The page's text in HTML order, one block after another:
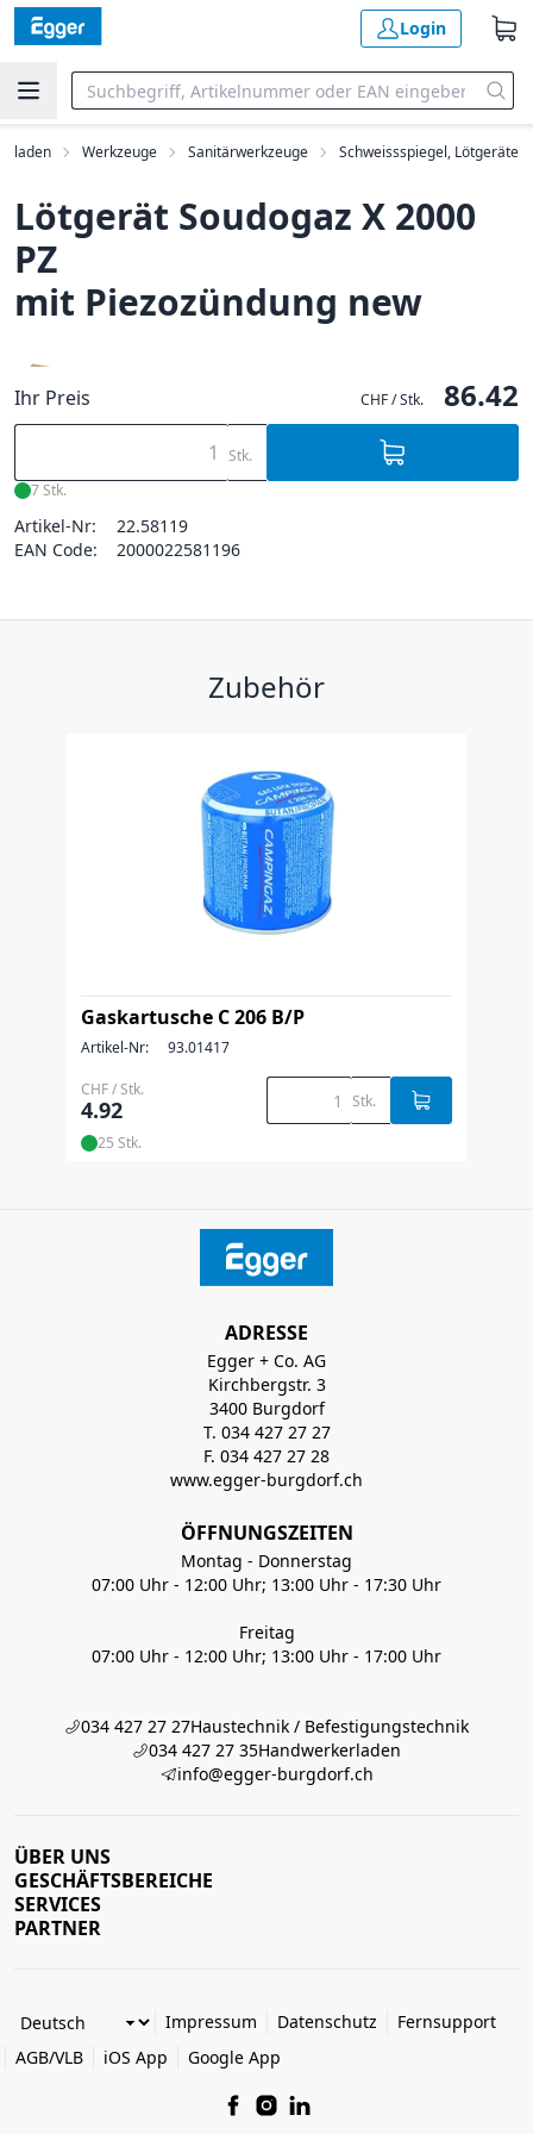
Login
Werkzeuge Sanitärwerkzeuge Schweissspiegel, Lötgeräte
Lötgerät Soudogaz X 2000
PZ
mit Piezozündung new
Ihr Preis CHF / Stk. 86.42
Stk.
7 Stk.
Artikel-Nr:
22.58119
EAN Code:
2000022581196
Zubehör
Gaskartusche C 206 B/P
Artikel-Nr: 93.01417
CHF / Stk.
4.92 Stk.
25 Stk.
ADRESSE
Egger + Co. AG
Kirchbergstr. 3
3400 Burgdorf
T. 034 427 27 27
F. 034 427 27 28
www.egger-burgdorf.ch
ÖFFNUNGSZEITEN
Montag - Donnerstag
07:00 Uhr - 12:00 Uhr; 13:00 Uhr - 17:30 Uhr
Freitag
07:00 Uhr - 12:00 Uhr; 13:00 Uhr - 17:00 Uhr
034 427 27 27Haustechnik / Befestigungstechnik
034 427 27 35Handwerkerladen
info@egger-burgdorf.ch
ÜBER UNS
GESCHÄFTSBEREICHE
SERVICES
PARTNER
Impressum Datenschutz
Fernsupport
AGB/VLB
iOS App Google App